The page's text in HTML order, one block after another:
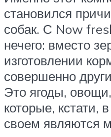
становился
собак. С Now
нечего: вместо
изготовлении
совершенно
Это ягоды,
которые, кстати,
своем являются